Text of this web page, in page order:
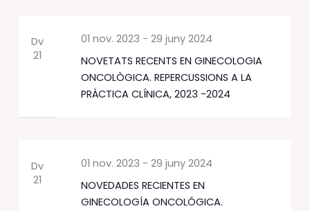
Dv
21
NOVETATS RECENTS EN GINECOLOGIA
ONCOLÒGICA. REPERCUSSIONS A LA
PRÀCTICA CLÍNICA, 2023 -2024
01 nov. 2023 - 29 juny 2024
Dv
21
NOVEDADES RECIENTES EN
GINECOLOGÍA ONCOLÓGICA.
01 nov. 2023 - 29 juny 2024